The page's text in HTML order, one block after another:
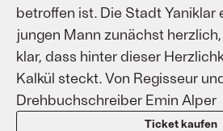
betroffen ist. Die Stadt Yaniklar
jungen Mann zunächst
klar, dass hinter dieser
Kalkül steckt. Von Regisseur
Drehbuchschreiber Emin Alper
Ticket kaufen